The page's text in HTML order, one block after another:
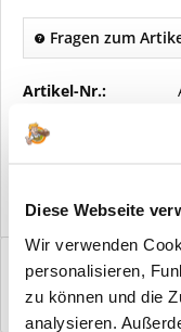
Diese Webseite
Wir verwenden
personalisieren,
zu können und die
analysieren.
Fragen zum
Artikel-Nr.:
Vorteile
Windfangelemente
einbaufertig bestellen.